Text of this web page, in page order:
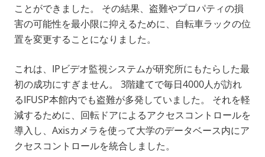
ことができました。 その結果、盗難やプロパティの損
害の可能性を最小限に抑えるために、自転車ラックの位
置を変更することになりました。
これは、IPビデオ監視システムが研究所にもたらした最
初の成功にすぎません。 3階建てで毎日4000人が訪れ
るIFUSP本館内でも盗難が多発していました。 それを軽
減するために、回転ドアによるアクセスコントロールを
導入し、Axisカメラを使って大学のデータベース内にア
クセスコントロールを統合しました。